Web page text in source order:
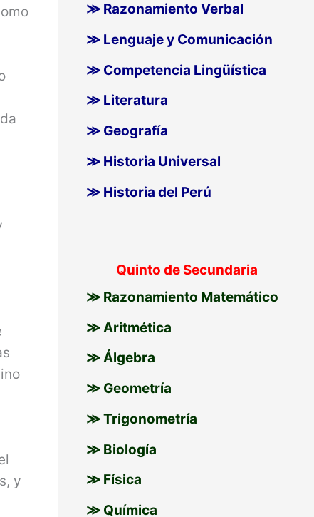
y
≫ Razonamiento Verbal
≫ Lenguaje y Comunicación
≫ Competencia Lingüística
≫ Literatura
≫ Geografía
≫ Historia Universal
≫ Historia del Perú
Quinto de Secundaria
≫ Razonamiento Matemático
≫ Aritmética
≫ Álgebra
≫ Geometría
≫ Trigonometría
≫ Biología
≫ Física
≫ Química